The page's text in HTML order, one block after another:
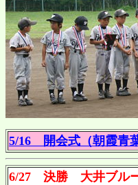
5/16 開会式（朝霞青
6/27 決勝 大井ブル